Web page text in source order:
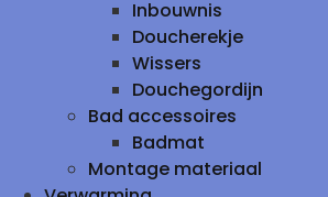
Inbouwnis
Doucherekje
Wissers
Douchegordijn
Bad accessoires
Badmat
Montage materiaal